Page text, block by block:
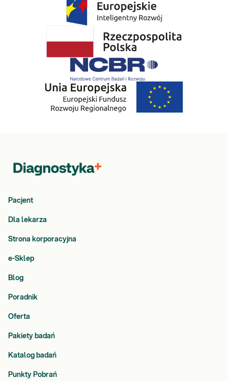
Pacjent
Dla lekarza
Strona korporacyjna
e-Sklep
Blog
Poradnik
Oferta
Pakiety badań
Katalog badań
Punkty Pobrań